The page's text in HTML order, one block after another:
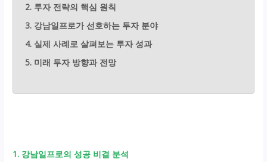
2. 투자 전략의 핵심 원칙
3. 강남일프로가 선호하는 투자 분야
4. 실제 사례로 살펴보는 투자 성과
5. 미래 투자 방향과 전망
1. 강남일프로의 성공 비결 분석